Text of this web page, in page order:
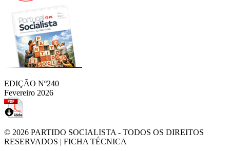
EDIÇÃO Nº240
Fevereiro 2026
© 2026 PARTIDO SOCIALISTA - TODOS OS DIREITOS
RESERVADOS | FICHA TÉCNICA